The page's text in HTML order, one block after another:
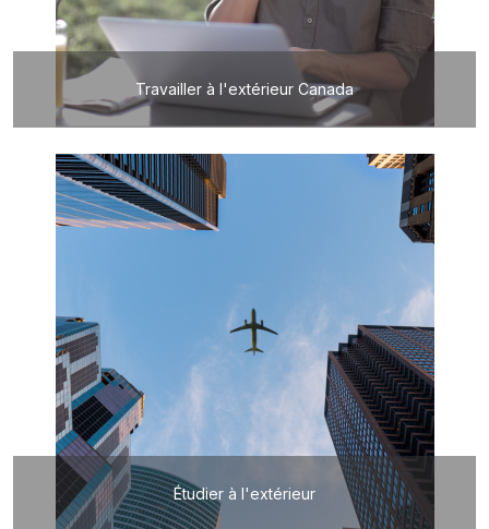
Travailler à l'extérieur Canada
Étudier à l'extérieur